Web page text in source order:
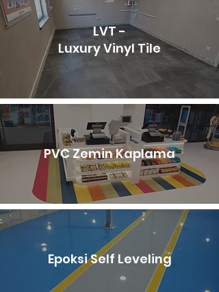
LVT -
Luxury Vinyl Tile
PVC Zemin Kaplama
Epoksi Self Leveling